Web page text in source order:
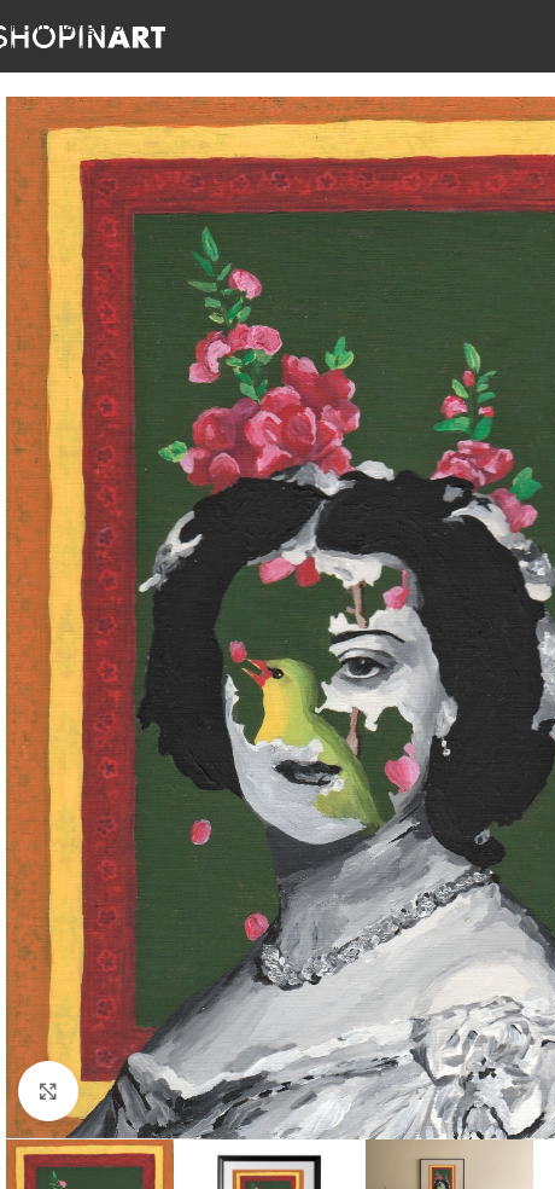
Skip to navigation
Skip to main content
Büyütmek için tıklayın